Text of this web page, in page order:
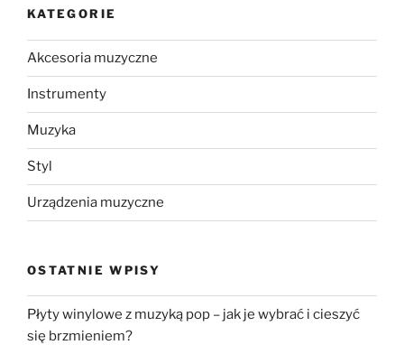
KATEGORIE
Akcesoria muzyczne
Instrumenty
Muzyka
Styl
Urządzenia muzyczne
OSTATNIE WPISY
Płyty winylowe z muzyką pop – jak je wybrać i cieszyć
się brzmieniem?